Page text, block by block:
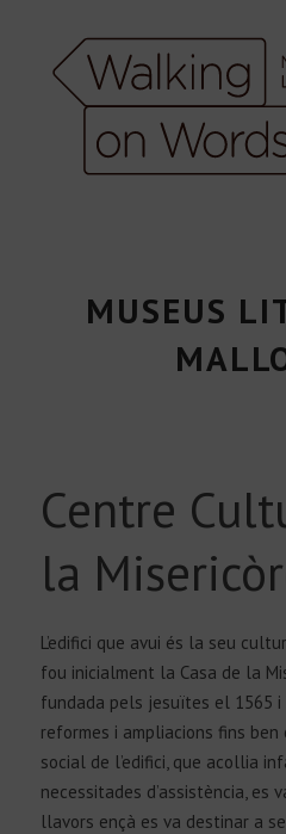
Català
MUSEUS
Centre
la
L’edifici que avui és la seu
fou inicialment la Casa de la
fundada pels jesuïtes el 1565
reformes i ampliacions fins ben
social de l’edifici, que acollia
necessitades d’assistència, es
llavors ençà es va destinar a